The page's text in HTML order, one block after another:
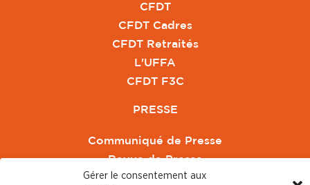
Gérer le consentement aux
CFDT
CFDT Cadres
CFDT Retraités
L'UFFA
CFDT F3C
PRESSE
Communiqué de Presse
Revue de Presse
Nous contacter